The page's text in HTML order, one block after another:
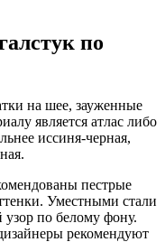
по
на шее, зауженные
является атлас либо
иссиня-черная,
пестрые
Уместными стали
по белому фону.
рекомендуют